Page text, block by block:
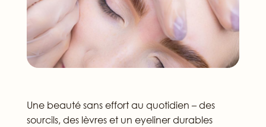
Une beauté sans effort au quotidien – des
sourcils, des lèvres et un eyeliner durables